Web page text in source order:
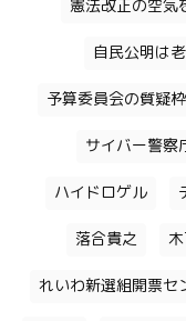
憲法改正の空気
自民公明は
予算委員会の質疑枠
サイバー警察
ハイドロゲル
落合貴之
れいわ新選組開票セ